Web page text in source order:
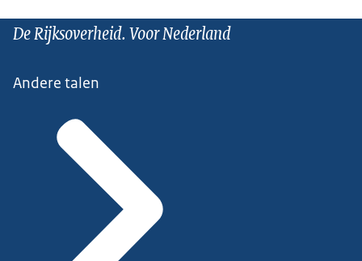
De Rijksoverheid. Voor Nederland
Andere talen